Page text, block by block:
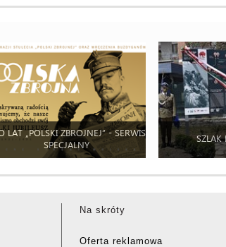
LAT „POLSKI ZBROJNEJ” - SERWIS
SPECJALNY
SZLAK
Na skróty
Oferta reklamowa